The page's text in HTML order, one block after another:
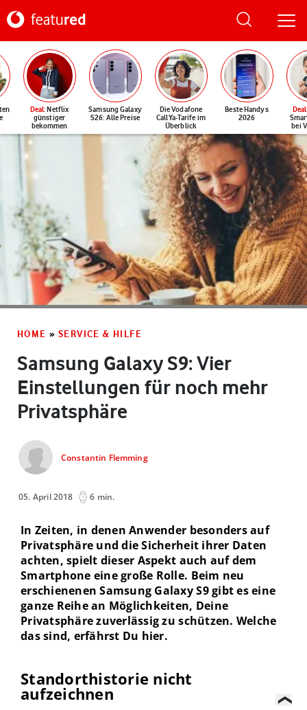
Deal: Netflix
günstiger
bekommen
Samsung Galaxy
S26: Alle Preise
Die Vodafone
CallYa-Tarife im
Überblick
Beste Handys
2026
Deal
bei
HOME » SERVICE & HILFE
Samsung Galaxy S9: Vier
Einstellungen für noch mehr
Privatsphäre
Constantin Flemming
05. April 2018 6 min.
In Zeiten, in denen Anwender besonders auf
Privatsphäre und die Sicherheit ihrer Daten
achten, spielt dieser Aspekt auch auf dem
Smartphone eine große Rolle. Beim neu
erschienenen Samsung Galaxy S9 gibt es eine
ganze Reihe an Möglichkeiten, Deine
Privatsphäre zuverlässig zu schützen. Welche
das sind, erfährst Du hier.
Standorthistorie nicht
aufzeichnen